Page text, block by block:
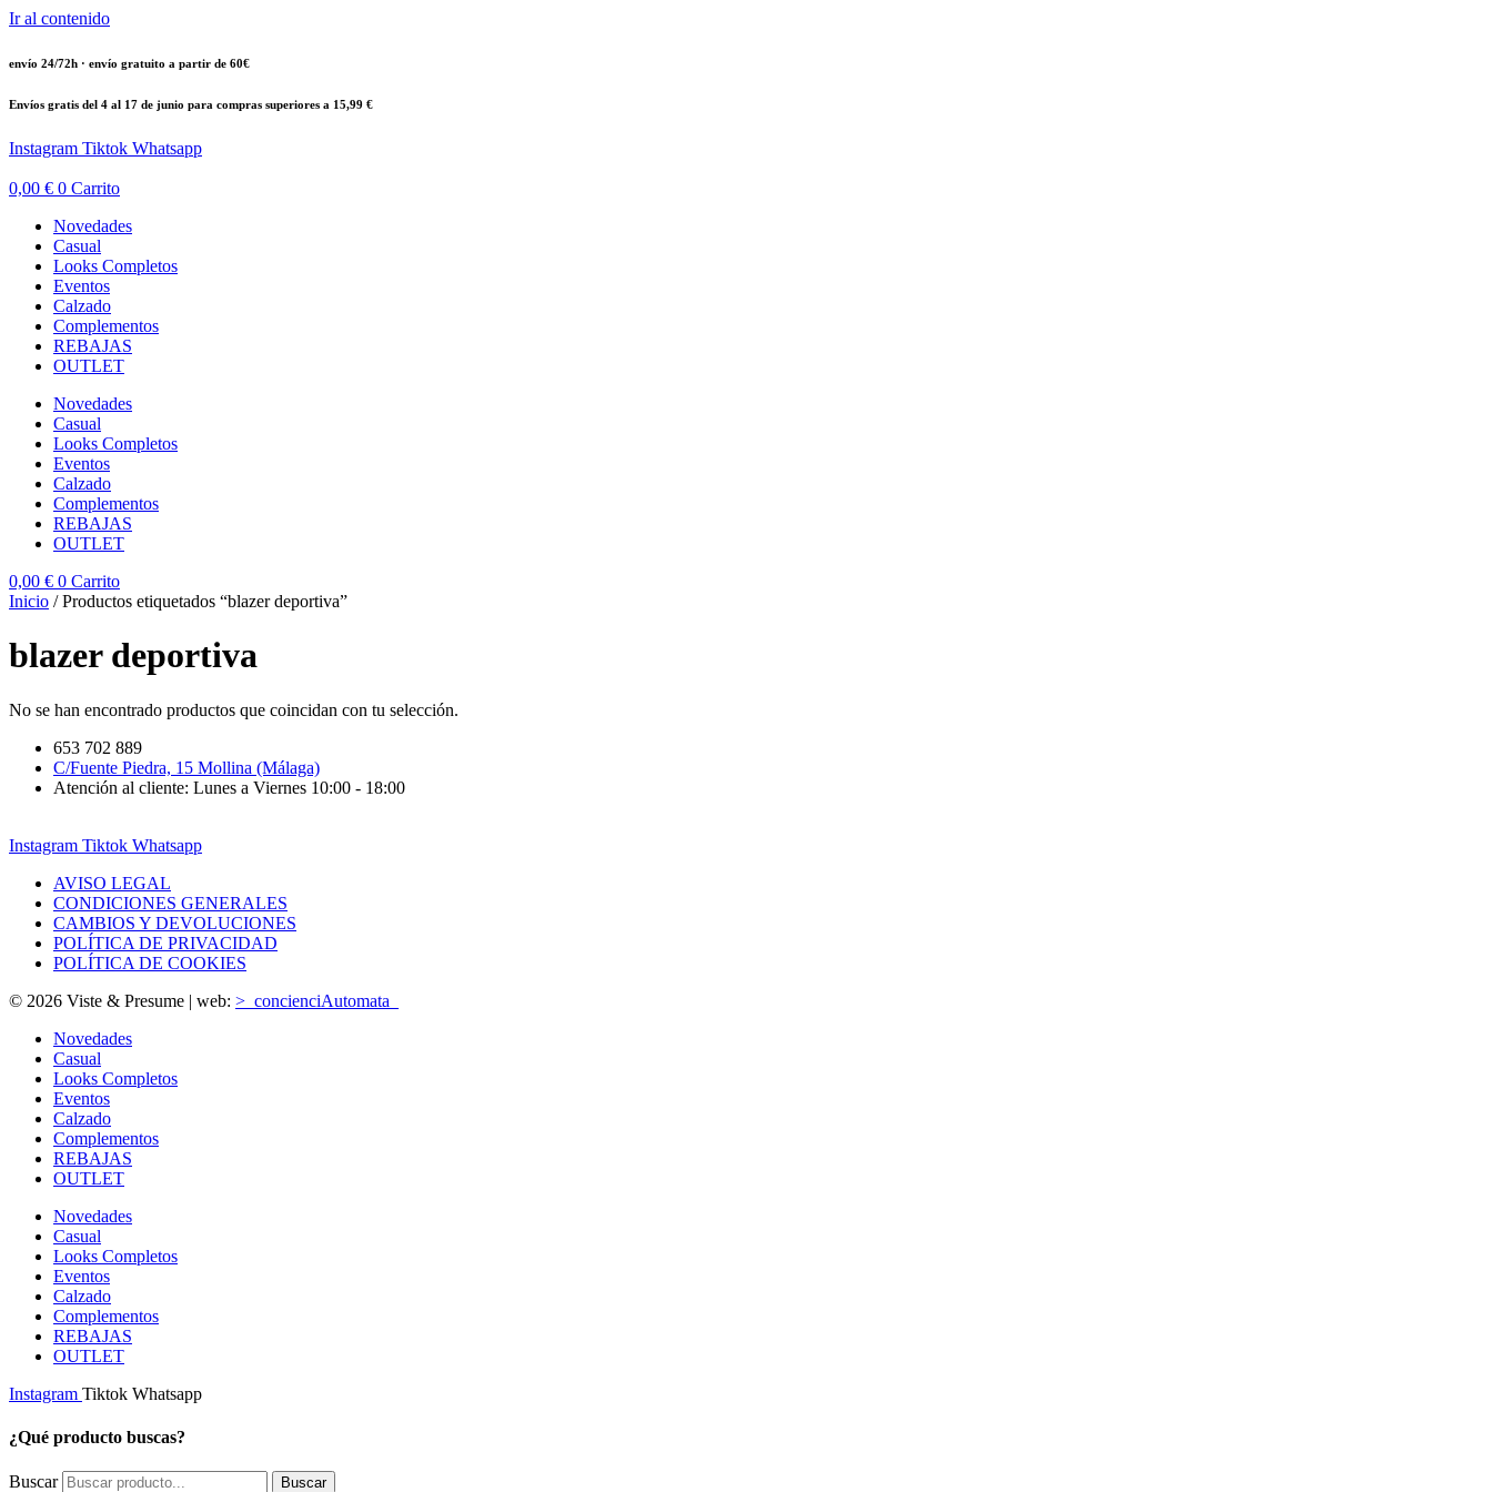
Ir al contenido
envío 24/72h · envío gratuito a partir de 60€
Envíos gratis del 4 al 17 de junio para compras superiores a 15,99 €
Instagram Tiktok Whatsapp
0,00 € 0 Carrito
Novedades
Casual
Looks Completos
Eventos
Calzado
Complementos
REBAJAS
OUTLET
Novedades
Casual
Looks Completos
Eventos
Calzado
Complementos
REBAJAS
OUTLET
0,00 € 0 Carrito
Inicio / Productos etiquetados “blazer deportiva”
blazer deportiva
No se han encontrado productos que coincidan con tu selección.
653 702 889
C/Fuente Piedra, 15 Mollina (Málaga)
Atención al cliente: Lunes a Viernes 10:00 - 18:00
Instagram Tiktok Whatsapp
AVISO LEGAL
CONDICIONES GENERALES
CAMBIOS Y DEVOLUCIONES
POLÍTICA DE PRIVACIDAD
POLÍTICA DE COOKIES
© 2026 Viste & Presume | web: >_concienciAutomata_
Novedades
Casual
Looks Completos
Eventos
Calzado
Complementos
REBAJAS
OUTLET
Novedades
Casual
Looks Completos
Eventos
Calzado
Complementos
REBAJAS
OUTLET
Instagram Tiktok Whatsapp
¿Qué producto buscas?
Buscar Buscar